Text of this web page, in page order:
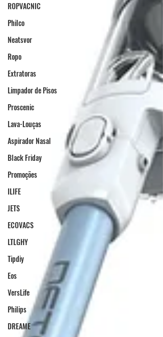
ROPVACNIC
Philco
Neatsvor
Ropo
Extratoras
Limpador de Pisos
Proscenic
Lava-Louças
Aspirador Nasal
Black Friday
Promoções
ILIFE
JETS
ECOVACS
LTLGHY
Tipdiy
Eos
VersLife
Philips
DREAME